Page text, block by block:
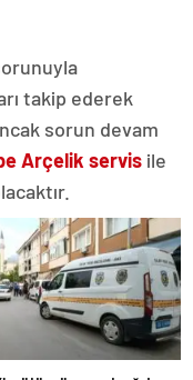
takip ederek
sorun devam
Arçelik servis ile